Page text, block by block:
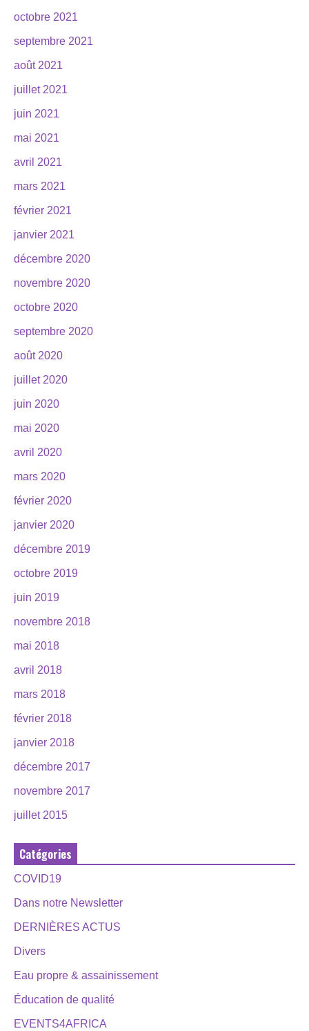
octobre 2021
septembre 2021
août 2021
juillet 2021
juin 2021
mai 2021
avril 2021
mars 2021
février 2021
janvier 2021
décembre 2020
novembre 2020
octobre 2020
septembre 2020
août 2020
juillet 2020
juin 2020
mai 2020
avril 2020
mars 2020
février 2020
janvier 2020
décembre 2019
octobre 2019
juin 2019
novembre 2018
mai 2018
avril 2018
mars 2018
février 2018
janvier 2018
décembre 2017
novembre 2017
juillet 2015
Catégories
COVID19
Dans notre Newsletter
DERNIÈRES ACTUS
Divers
Eau propre & assainissement
Éducation de qualité
EVENTS4AFRICA